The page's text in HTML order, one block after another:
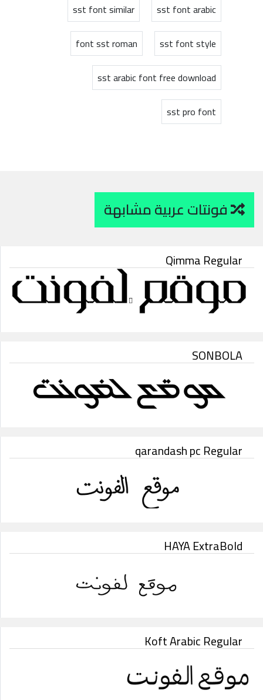
sst font arabic
sst font similar
sst font style
font sst roman
sst arabic font free download
sst pro font
Qimma Regular
SONBOLA
qarandash pc Regular
HAYA ExtraBold
Koft Arabic Regular